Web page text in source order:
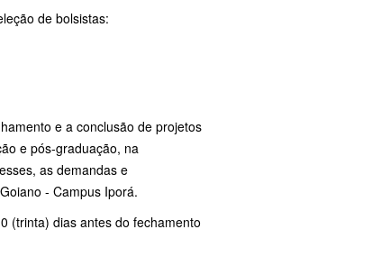
de bolsistas:
e a conclusão de projetos
e pós-graduação, na
as demandas e
- Campus Iporá.
(trinta) dias antes do fechamento